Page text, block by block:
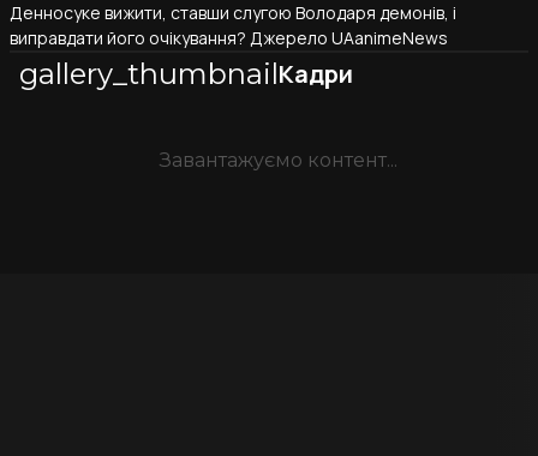
Денносуке вижити, ставши слугою Володаря демонів, і
виправдати його очікування? Джерело UAanimeNews
gallery_thumbnailКадри
Завантажуємо контент...